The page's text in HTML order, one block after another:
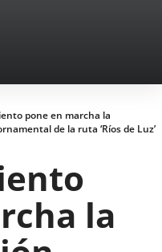
pone en marcha la
de la ruta ‘Ríos de Luz’
la